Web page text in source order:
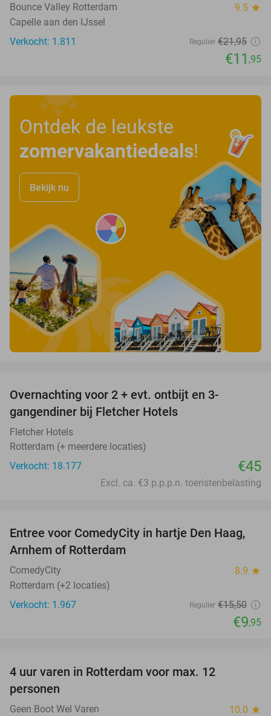
Bounce Valley Rotterdam 9.5 star
Capelle aan den IJssel
Verkocht: 1.811
Regulier €21,95
€11 ,95
Ontdek de leukste
zomervakantiedeals!
Bekijk nu
Overnachting voor 2 + evt. ontbijt en 3-
gangendiner bij Fletcher Hotels
Fletcher Hotels
Rotterdam (+ meerdere locaties)
Verkocht: 18.177
€45
Excl. ca. €3 p.p.p.n. toeristenbelasting
36%
Entree voor ComedyCity in hartje Den Haag,
Arnhem of Rotterdam
ComedyCity 8.9 star
Rotterdam (+2 locaties)
Verkocht: 1.967
Regulier €15,50
€9,95
4 uur varen in Rotterdam voor max. 12
personen
Geen Boot Wel Varen 10.0 star